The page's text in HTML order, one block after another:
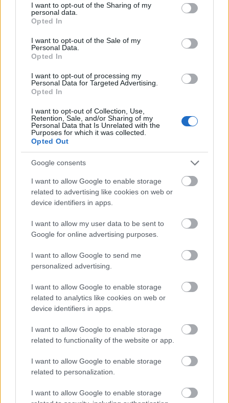
not limited to your visit or usage behaviour. You may click to
grant or deny consent to Google and its third-party tags to
use your data for below specified purposes in below Google
consent section.
I want to opt-out of the Sharing of my
personal data.
Opted In
I want to opt-out of the Sale of my
Personal Data.
Opted In
I want to opt-out of processing my
Personal Data for Targeted Advertising.
Opted In
I want to opt-out of Collection, Use,
Retention, Sale, and/or Sharing of my
Personal Data that Is Unrelated with the
Purposes for which it was collected.
Opted Out
Google consents
I want to allow Google to enable storage
related to advertising like cookies on web or
device identifiers in apps.
I want to allow my user data to be sent to
Google for online advertising purposes.
I want to allow Google to send me
personalized advertising.
I want to allow Google to enable storage
related to analytics like cookies on web or
device identifiers in apps.
I want to allow Google to enable storage
related to functionality of the website or app.
I want to allow Google to enable storage
related to personalization.
I want to allow Google to enable storage
mutat, hogy a mostani szakmai beszélgetések is
kritikaféle hozzászólások nyomán kaptak jó
Szente Vajk a gálán (fotó: Hegyi Júlia)
A szakmaiság háttérbe szorulása azonban nem is
annyira a szakmai beszélgetéseken érhető tetten,
beszélgetések szinte teljes megszűntével. Az új
vezetés azzal indított, mondhatni azzal nyert
szólni, és ennek a törekvésnek esett áldozatul
minden olyan fórum, ahol a színházi szakma
problémái szóba kerülhetnének. Márpedig ilyen
problémák mindig is voltak és lesznek is, ráadásul a
Magyar Teátrumi Társaság és a Magyar Művészeti
Akadémia (MMA) politikai alapú és egyre
erőszakosabb térnyerése azt a sajátos helyzetet
hozta létre, hogy maga a szakmaiság szerepe vált
kérdésessé. Ugyanis azzal az elvvel, hogy „eddig ti
voltatok, most mi jövünk”, szakmai alapon nem lehet
mit kezdeni, ahogy ilyen módon nem is védhető ez az